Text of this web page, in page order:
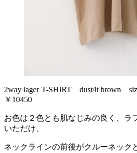
2way lager₋T-SHIRT dust/lt brown
￥10450
お色は２色とも肌なじみの良く、ラ
いただけ、
ネックラインの前後がクルーネック